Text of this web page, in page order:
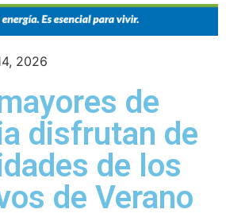
2026
de
disfrutan de
de los
de Verano